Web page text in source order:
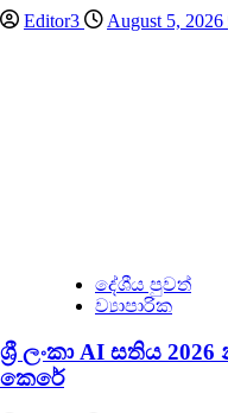
Editor3 August 5, 2026
දේශීය පුවත්
ව්‍යාපාරික
ශ්‍රී ලංකා AI සතිය
කෙරේ